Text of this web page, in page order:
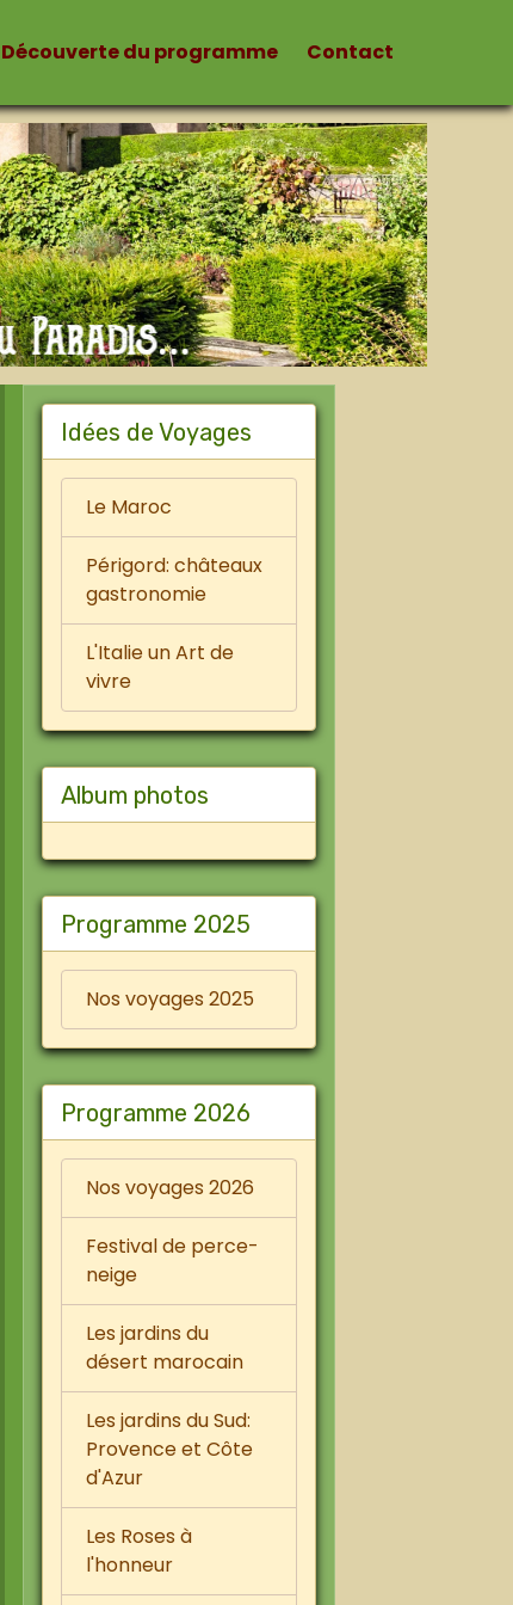
Découverte du programme Contact
Idées de Voyages
Le Maroc
Périgord: châteaux
gastronomie
L'Italie un Art de
vivre
Album photos
Programme 2025
Nos voyages 2025
Programme 2026
Nos voyages 2026
Festival de perce-
neige
Les jardins du
désert marocain
Les jardins du Sud:
Provence et Côte
d'Azur
Les Roses à
l'honneur